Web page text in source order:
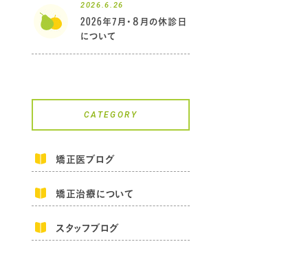
2026.6.26
2026年7月・８月の休診日
について
CATEGORY
矯正医ブログ
矯正治療について
スタッフブログ